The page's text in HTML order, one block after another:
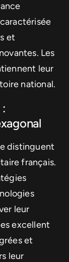
et
Les
leur
national.
distinguent
français.
leur
excellent
et
leur